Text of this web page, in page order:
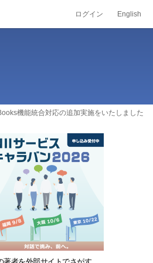
ログイン English
機能統合対応の追加実施をいたしました